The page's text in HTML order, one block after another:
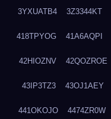
3YXUATB4 3Z3344KT
418TPYOG 41A6AQPI
42HIOZNV 42QOZROE
43IP3TZ3 43OJ1AEY
441OKOJO 4474ZR0W